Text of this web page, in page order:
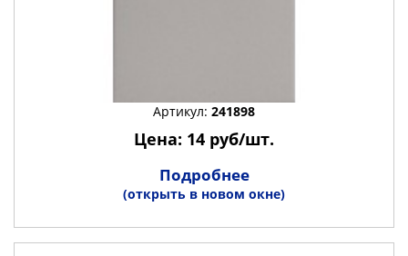
Артикул: 241898
Цена: 14 руб/шт.
Подробнее
(открыть в новом окне)